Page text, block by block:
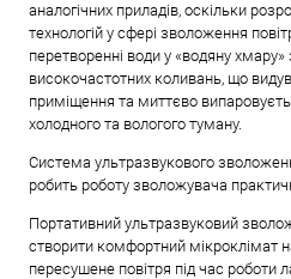
аналогічних приладів, оскільки
технологій у сфері зволоження
перетворенні води у «водяну
високочастотних коливань, що
приміщення та миттєво
холодного та вологого туману.
Система ультразвукового
робить роботу зволожувача
Портативний ультразвуковий
створити комфортний мікроклімат
пересушене повітря під час роботи